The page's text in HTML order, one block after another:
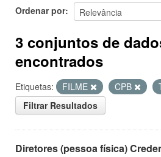
Ordenar por
3 conjuntos de
encontrados
Etiquetas: FILME CPB
Filtrar Resultados
Diretores (pessoa física)